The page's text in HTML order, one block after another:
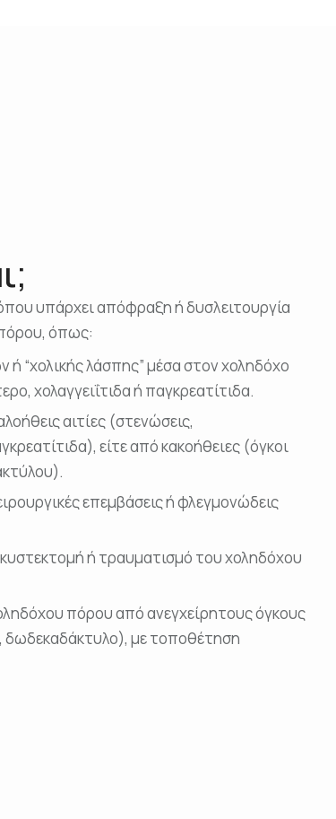
υπάρχει απόφραξη ή δυσλειτουργία
όπως:
ή “χολικής λάσπης” μέσα στον χοληδόχο
χολαγγειΐτιδα ή παγκρεατίτιδα.
αιτίες (στενώσεις,
είτε από κακοήθειες (όγκοι
επεμβάσεις ή φλεγμονώδεις
ή τραυματισμό του χοληδόχου
πόρου από ανεγχείρητους όγκους
δωδεκαδάκτυλο), με τοποθέτηση